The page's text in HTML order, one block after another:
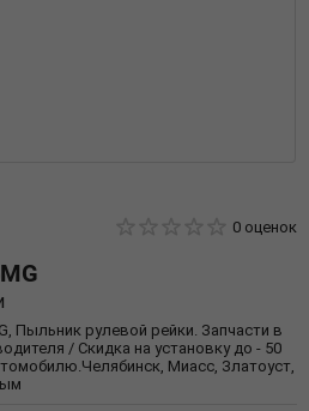
0 оценок
Пыльник рулевой рейки. Запчасти в
/ Скидка на установку до - 50
Миасс, Златоуст,